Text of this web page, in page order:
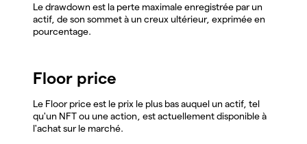
Le drawdown est la perte maximale enregistrée par un
actif, de son sommet à un creux ultérieur, exprimée en
pourcentage.
Floor price
Le Floor price est le prix le plus bas auquel un actif, tel
qu'un NFT ou une action, est actuellement disponible à
l'achat sur le marché.